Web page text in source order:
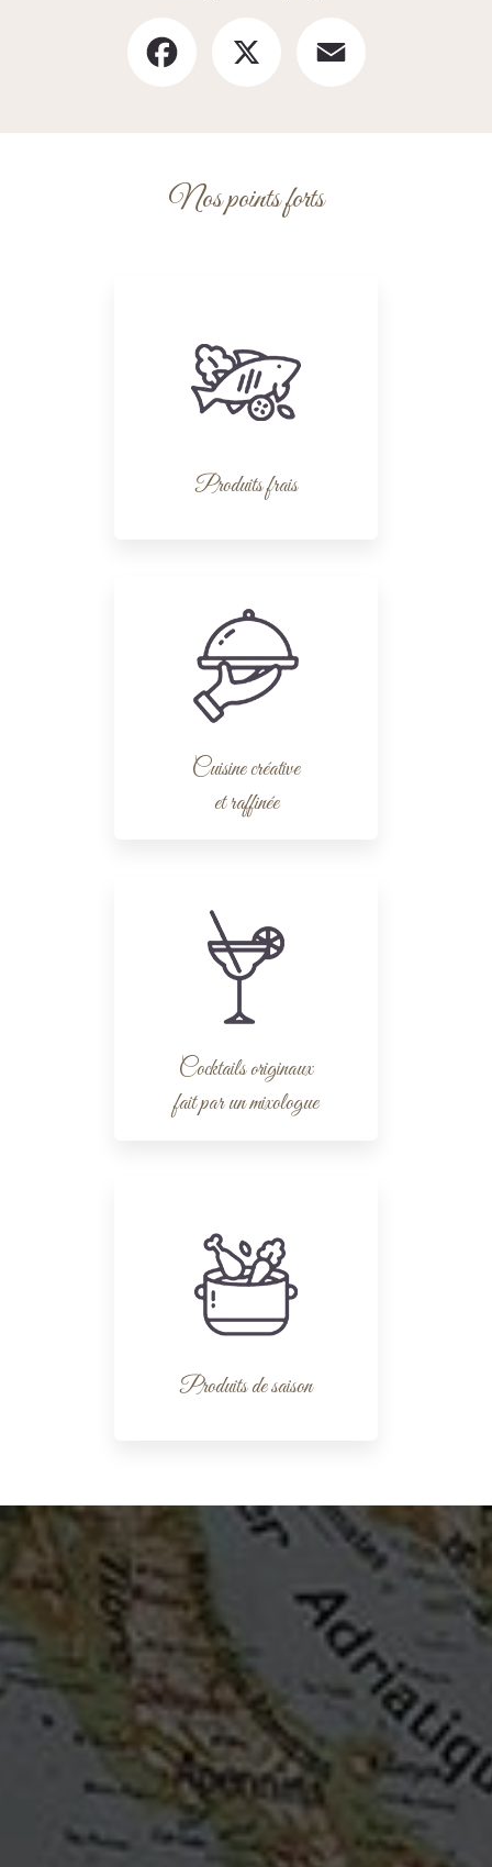
Nos points forts
Produits frais
Cuisine créative
et raffinée
Cocktails originaux
fait par un mixologue
Produits de saison